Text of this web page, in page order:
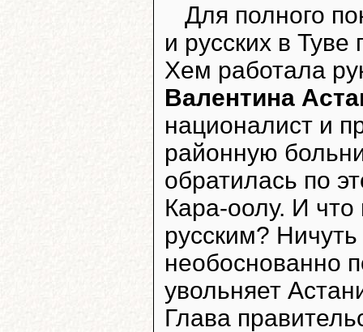
Для полного
и русских в
Хем работала
Валентина
националист и
районную
обратилась по
Кара-оолу. И
русским?
необоснованно
увольняет
Глава